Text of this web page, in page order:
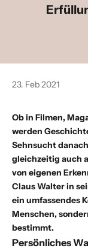
23. Feb 2021
Ob in Filmen,
werden
Sehnsucht
gleichzeitig auch
von eigenen
Claus Walterin
ein umfassendes
Menschen,
bestimmt.
Persönliches